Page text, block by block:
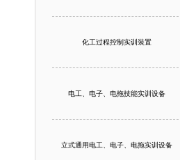
化工过程控制实训装置
电工、电子、电拖技能实训设备
立式通用电工、电子、电拖实训设备